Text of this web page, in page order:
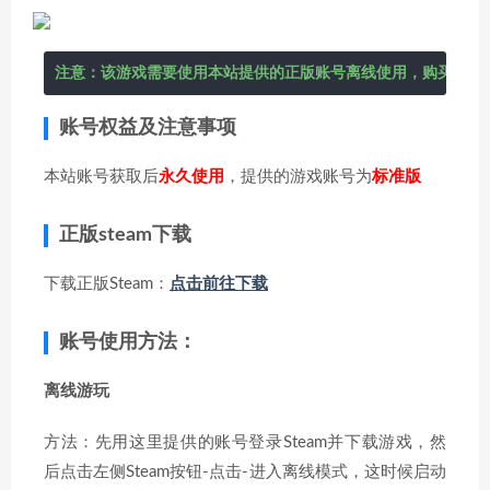
注意：该游戏需要使用本站提供的正版账号离线使用，购买后
账号权益及注意事项
本站账号获取后永久使用 ，提供的游戏账号为标准版
正版steam下载
下载正版Steam： 点击前往下载
账号使用方法：
离线游玩
方法：先用这里提供的账号登录Steam并下载游戏，然
后点击左侧Steam按钮-点击-进入离线模式，这时候启动